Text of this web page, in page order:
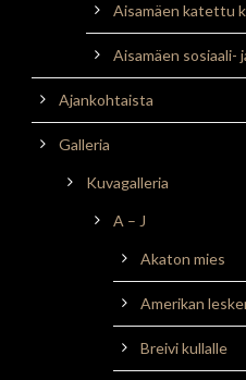
Aisamäen katettu
Aisamäen sosiaali-
Ajankohtaista
Galleria
Kuvagalleria
A – J
Akaton mies
Amerikan
Breivi kullalle